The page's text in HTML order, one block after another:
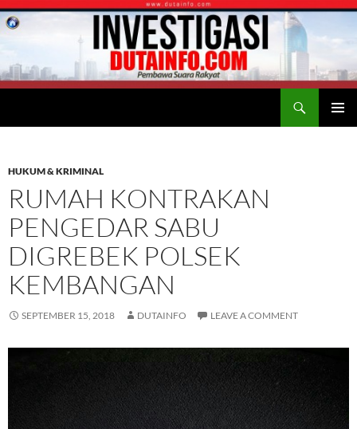
HUKUM & KRIMINAL
RUMAH KONTRAKAN
PENGEDAR SABU
DIGREBEK POLSEK
KEMBANGAN
SEPTEMBER 15, 2018 DUTAINFO LEAVE A COMMENT